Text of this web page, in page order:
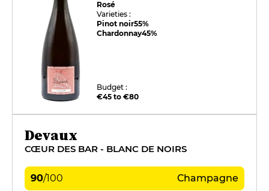
Rosé
Varieties :
Pinot noir55%
Chardonnay45%
Budget :
€45 to €80
Devaux
CŒUR DES BAR - BLANC DE NOIRS
90/100 Champagne